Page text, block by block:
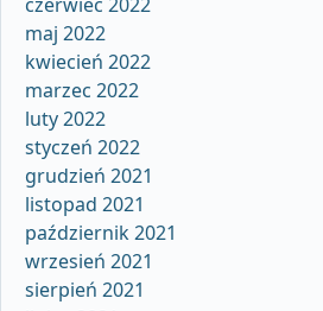
maj 2022
kwiecień 2022
marzec 2022
luty 2022
styczeń 2022
grudzień 2021
listopad 2021
październik 2021
wrzesień 2021
sierpień 2021